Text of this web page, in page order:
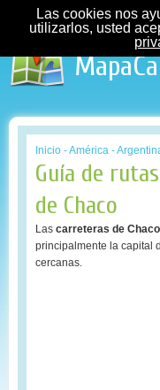
Inicio -América -
Guía de
de Chaco
Las carreteras de Chaco
principalmente la capital
cercanas.
Las cookies nos
utilizarlos, usted